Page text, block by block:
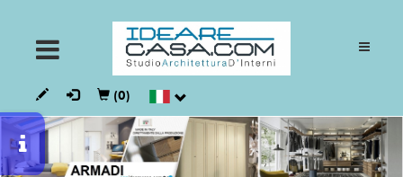
CUCINE
(0)